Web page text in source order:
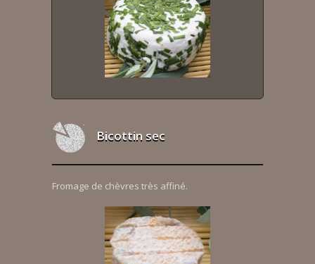
Bicottin sec
Fromage de chèvres très affiné.